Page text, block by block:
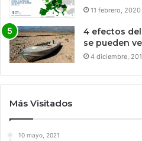
11 febrero, 2020
4 efectos
se pueden
4 diciembre,
Más Visitados
10 mayo, 2021